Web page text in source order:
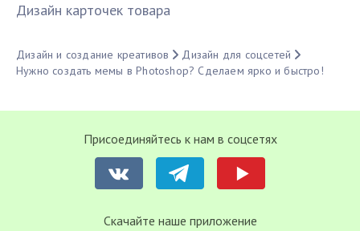
Дизайн карточек товара
Дизайн и создание креативов
Дизайн для соцсетей
Нужно создать мемы в Photoshop? Сделаем ярко и быстро!
Присоединяйтесь к нам в соцсетях
Cкачайте наше приложение